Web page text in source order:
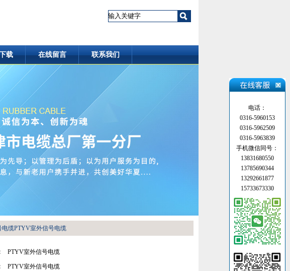
载 在线留言 联系我们
电缆PTYV室外信号电缆
PTYV室外信号电缆
PTYV室外信号电缆
电话：
0316-5960153
0316-5962509
0316-5963839
手机微信同号：
13831680550
13785690344
13292661877
15733673330